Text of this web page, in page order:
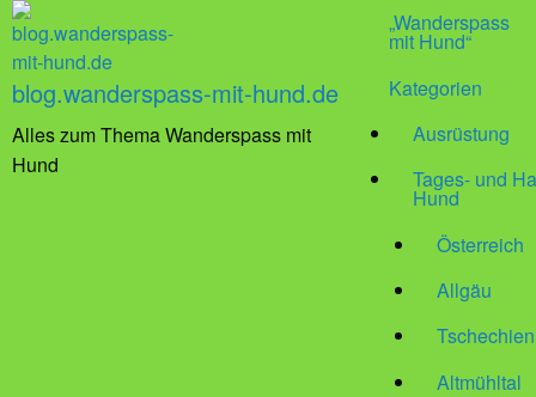
blog.wanderspass-mit-hund.de
Alles zum Thema Wanderspass mit
Hund
„Wanderspass
mit Hund“
Kategorien
Ausrüstung
Tages- und
Hund
Österreich
Allgäu
Tschechien
Altmühltal